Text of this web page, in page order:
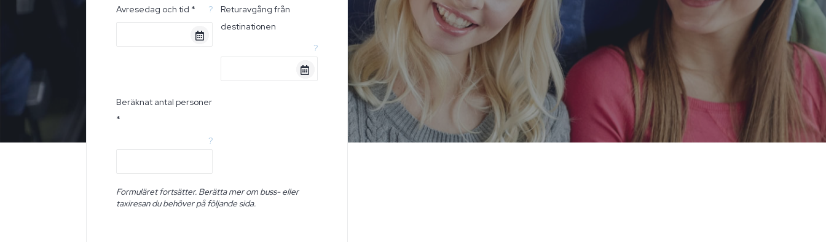
Avresedag och tid * ?
Returavgång från
destinationen
?
Beräknat antal personer
*
?
Formuläret fortsätter. Berätta mer om buss- eller
taxiresan du behöver på följande sida.